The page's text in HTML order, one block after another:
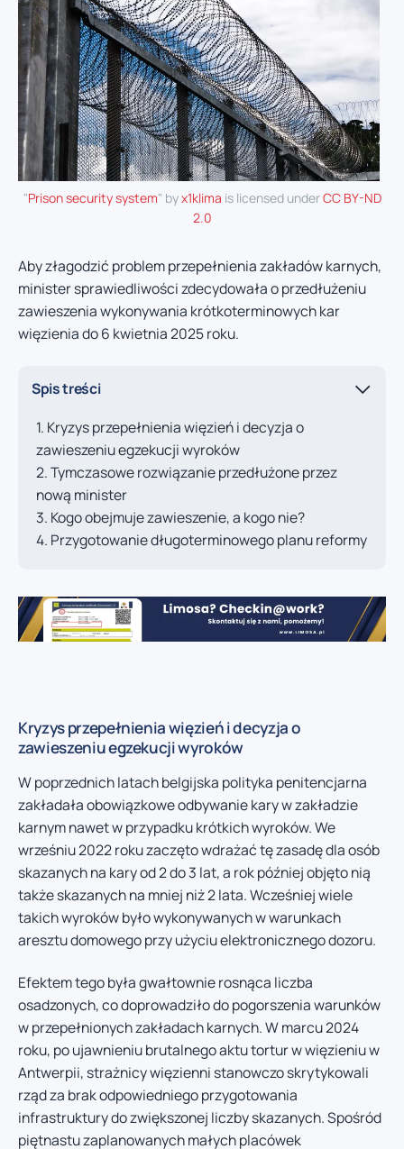
"Prison security system" byx1klima is licensed underCC BY-ND
2.0
Aby złagodzić problem przepełnienia zakładów karnych,
minister sprawiedliwości zdecydowała o przedłużeniu
zawieszenia wykonywania krótkoterminowych kar
więzienia do 6 kwietnia 2025 roku.
Spis treści
Kryzys przepełnienia więzień i decyzja o
zawieszeniu egzekucji wyroków
Tymczasowe rozwiązanie przedłużone przez
nową minister
Kogo obejmuje zawieszenie, a kogo nie?
Przygotowanie długoterminowego planu reformy
Kryzys przepełnienia więzień i decyzja o
zawieszeniu egzekucji wyroków
W poprzednich latach belgijska polityka penitencjarna
zakładała obowiązkowe odbywanie kary w zakładzie
karnym nawet w przypadku krótkich wyroków. We
wrześniu 2022 roku zaczęto wdrażać tę zasadę dla osób
skazanych na kary od 2 do 3 lat, a rok później objęto nią
także skazanych na mniej niż 2 lata. Wcześniej wiele
takich wyroków było wykonywanych w warunkach
aresztu domowego przy użyciu elektronicznego dozoru.
Efektem tego była gwałtownie rosnąca liczba
osadzonych, co doprowadziło do pogorszenia warunków
w przepełnionych zakładach karnych. W marcu 2024
roku, po ujawnieniu brutalnego aktu tortur w więzieniu w
Antwerpii, strażnicy więzienni stanowczo skrytykowali
rząd za brak odpowiedniego przygotowania
infrastruktury do zwiększonej liczby skazanych. Spośród
piętnastu zaplanowanych małych placówek